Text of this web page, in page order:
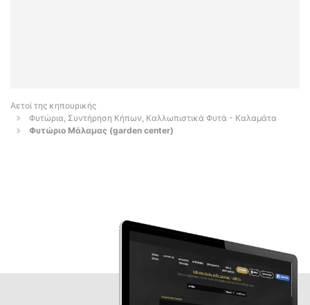
Αετοί της κηπουρικής
Φυτώρια, Συντήρηση Κήπων, Καλλωπιστικά Φυτά - Καλαμάτα
Φυτώριο Μάλαμας (garden center)